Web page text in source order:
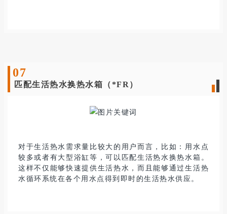
07
匹配生活热水换热水箱（*FR）
对于生活热水需求量比较大的用户而言，比如：用水点
较多或者有大型浴缸等，可以匹配生活热水换热水箱。
这样不仅能够快速提供生活热水，而且能够通过生活热
水循环系统在各个用水点得到即时的生活热水供应。